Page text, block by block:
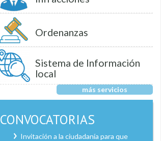
Ordenanzas
Sistema de Información
local
más servicios
CONVOCATORIAS
Invitación a la ciudadanía para que